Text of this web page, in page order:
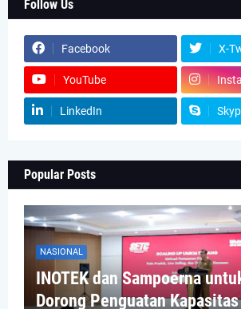
Follow Us
Facebook X-
YouTube
LinkedIn
Popular Posts
NASIONAL
INOTEK dan Sampoerna
Dorong Penguatan